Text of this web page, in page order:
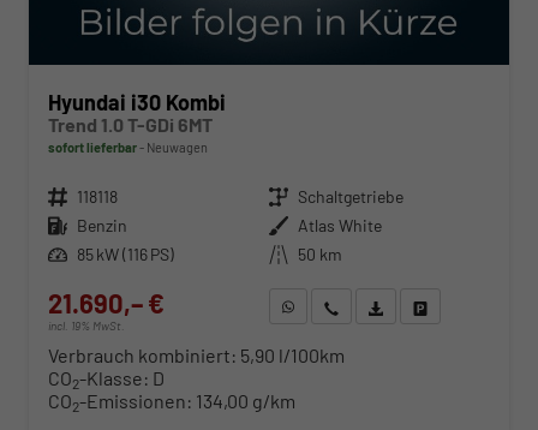
Hyundai i30 Kombi
Trend 1.0 T-GDi 6MT
sofort lieferbar Neuwagen
Fahrzeugnr. 118118 Getriebe Schaltgetriebe
Kraftstoff Benzin Außenfarbe Atlas White
Leistung 85 kW (116 PS) Kilometerstand 50 km
21.690,– €
incl. 19% MwSt.
WhatsApp anfragen
Wir rufen Sie anFahrzeugexposé (PDF)
Verbrauch kombiniert: 5,90 l/100km
CO2-Klasse: D
CO2-Emissionen: 134,00 g/km